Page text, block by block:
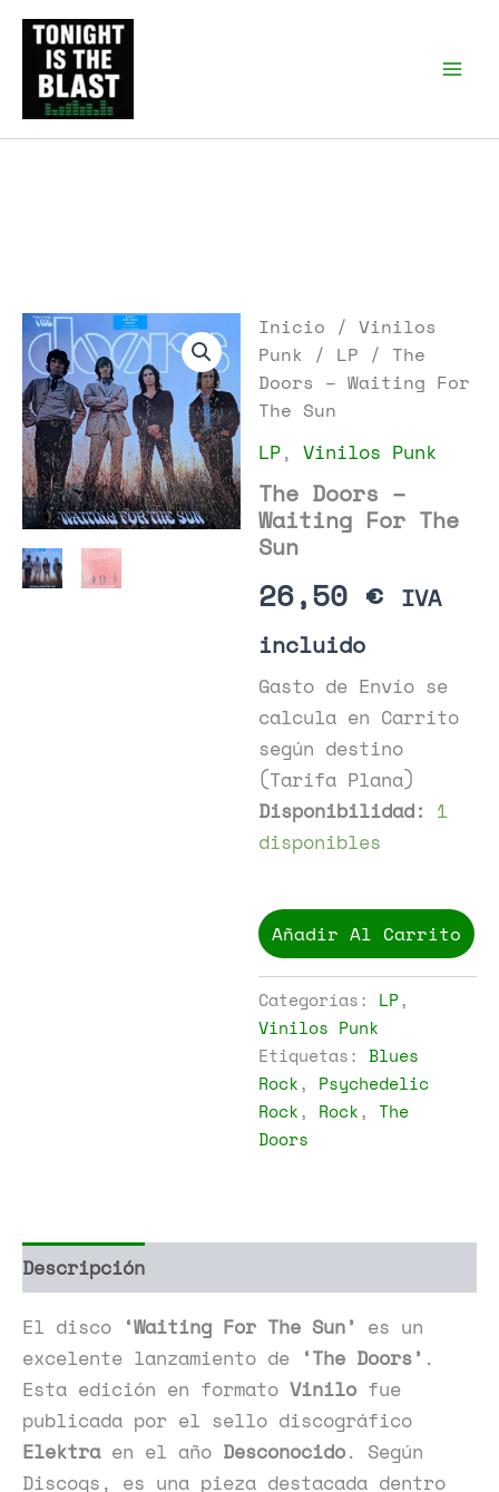
contenido
Inicio /Vinilos
Punk / LP / The
Doors – Waiting For
The Sun
LP,Vinilos Punk
The Doors –
Waiting For The
Sun
26,50 € IVA
incluido
Gasto de Envío se
calcula en Carrito
según destino
(Tarifa Plana)
Disponibilidad: 1
disponibles
Doors
-
For
The
Sun
cantidad
Añadir Al Carrito
Categorías: LP,
Vinilos Punk
Etiquetas:Blues
Rock, Psychedelic
Rock, Rock,The
Doors
Descripción
El disco ‘Waiting For The Sun’ es un
excelente lanzamiento de ‘The Doors’ .
Esta edición en formato Vinilo fue
publicada por el sello discográfico
Elektraen el año Desconocido. Según
Discogs, es una pieza destacada dentro